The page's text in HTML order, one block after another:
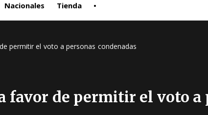
Nacionales Tienda •
permitir el voto a personas condenadas
favor de permitir el voto a